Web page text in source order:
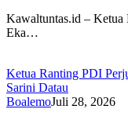
Kawaltuntas.id –
Eka…
Ketua Ranting PDI
Sarini Datau
BoalemoJuli 28, 2026